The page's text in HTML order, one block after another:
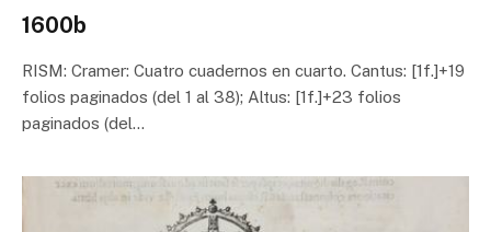
1600b
RISM: Cramer: Cuatro cuadernos en cuarto. Cantus: [1f.]+19
folios paginados (del 1 al 38); Altus: [1f.]+23 folios
paginados (del…